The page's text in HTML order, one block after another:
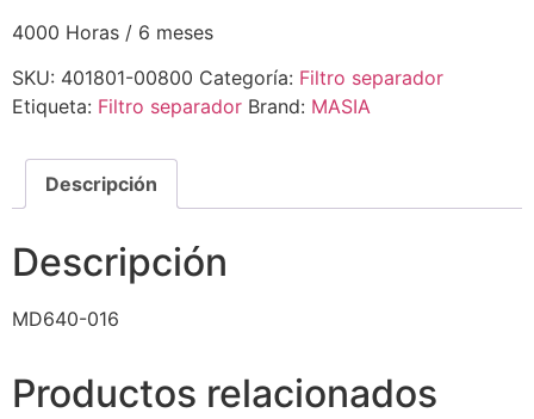
4000 Horas / 6 meses
SKU: 401801-00800 Categoría: Filtro separador
Etiqueta: Filtro separador Brand: MASIA
Descripción
Descripción
MD640-016
Productos relacionados